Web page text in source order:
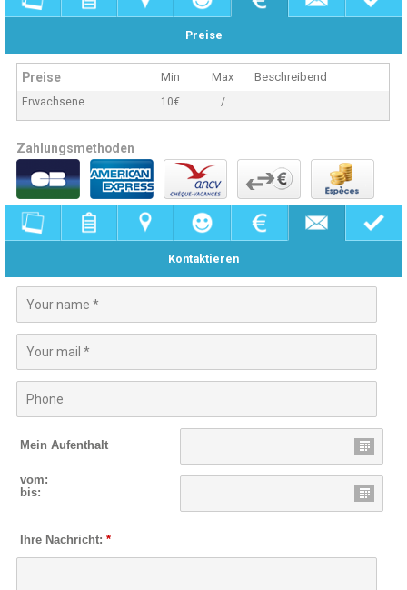
Preise
Preise Min Max Beschreibend
Erwachsene 10€ /
Zahlungsmethoden
Kontaktieren
Mein Aufenthalt
vom:
bis:
Ihre Nachricht:*